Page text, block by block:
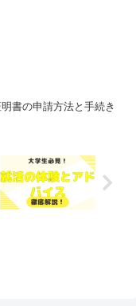
書の申請方法と手続き